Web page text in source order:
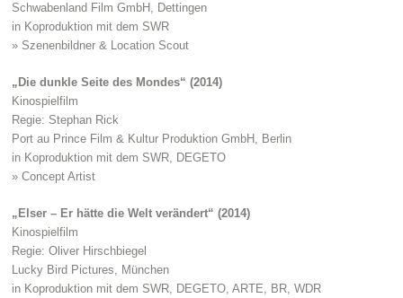
Schwabenland Film GmbH, Dettingen
in Koproduktion mit dem SWR
» Szenenbildner & Location Scout
„Die dunkle Seite des Mondes“ (2014)
Kinospielfilm
Regie: Stephan Rick
Port au Prince Film & Kultur Produktion GmbH, Berlin
in Koproduktion mit dem SWR, DEGETO
» Concept Artist
„Elser – Er hätte die Welt verändert“ (2014)
Kinospielfilm
Regie: Oliver Hirschbiegel
Lucky Bird Pictures, München
in Koproduktion mit dem SWR, DEGETO, ARTE, BR, WDR